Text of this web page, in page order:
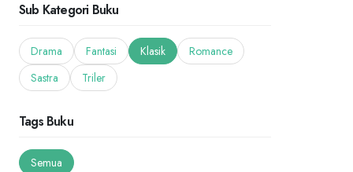
Sub Kategori Buku
Drama Fantasi Klasik
Romance
Sastra
Triler
Tags Buku
Semua